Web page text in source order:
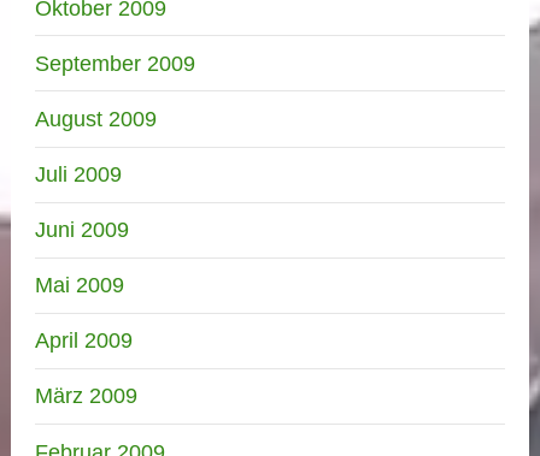
Oktober 2009
September 2009
August 2009
Juli 2009
Juni 2009
Mai 2009
April 2009
März 2009